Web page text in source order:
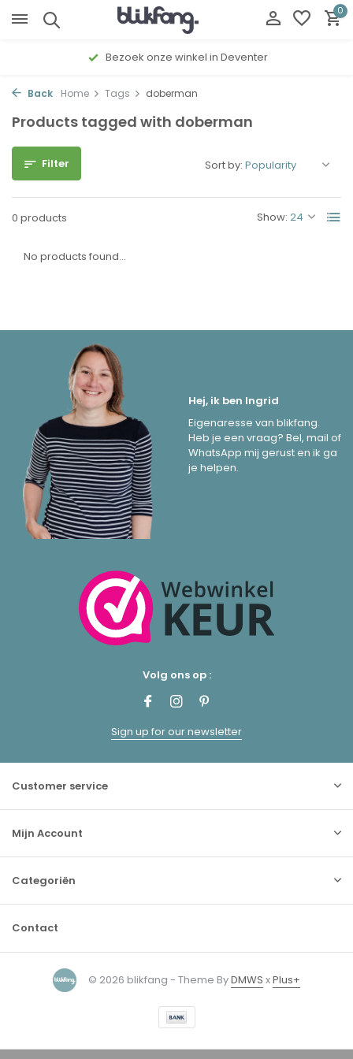
0
Bezoek onze winkel in Deventer
Back Home Tags doberman
Products tagged with doberman
Filter
0 products Show:
Sort by:
No products found...
Hej, ik ben Ingrid
Eigenaresse van blikfang.
Heb je een vraag? Bel, mail of
WhatsApp mij gerust en ik ga
je helpen.
Volg ons op :
Sign up for our newsletter
Customer service
Mijn Account
Categoriën
Contact
© 2026 blikfang - Theme ByDMWS xPlus+